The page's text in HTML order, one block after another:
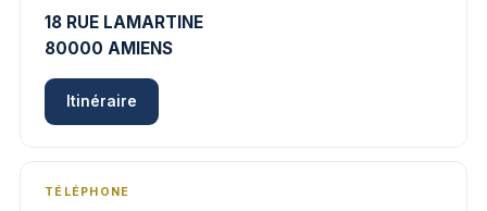
18 RUE LAMARTINE
80000 AMIENS
Itinéraire
TÉLÉPHONE